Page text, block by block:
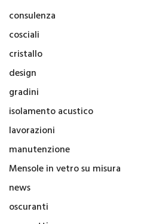
consulenza
cosciali
cristallo
design
gradini
isolamento acustico
lavorazioni
manutenzione
Mensole in vetro su misura
news
oscuranti